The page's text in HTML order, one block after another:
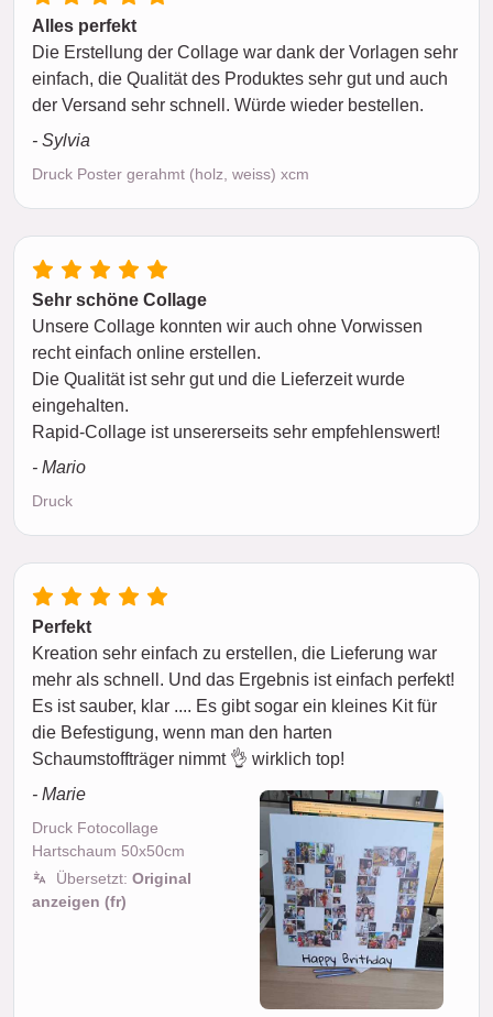
Alles perfekt
Die Erstellung der Collage war dank der Vorlagen sehr
einfach, die Qualität des Produktes sehr gut und auch
der Versand sehr schnell. Würde wieder bestellen.
- Sylvia
Druck Poster gerahmt (holz, weiss) xcm
Sehr schöne Collage
Unsere Collage konnten wir auch ohne Vorwissen
recht einfach online erstellen.
Die Qualität ist sehr gut und die Lieferzeit wurde
eingehalten.
Rapid-Collage ist unsererseits sehr empfehlenswert!
- Mario
Druck
Perfekt
Kreation sehr einfach zu erstellen, die Lieferung war
mehr als schnell. Und das Ergebnis ist einfach perfekt!
Es ist sauber, klar .... Es gibt sogar ein kleines Kit für
die Befestigung, wenn man den harten
Schaumstoffträger nimmt 👌 wirklich top!
- Marie
Druck Fotocollage
Hartschaum 50x50cm
Übersetzt: Original
anzeigen (fr)